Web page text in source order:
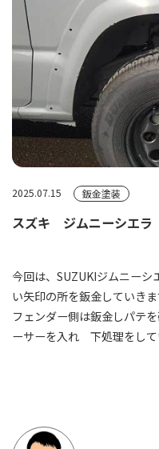
2025.07.15 鈑金塗装
スズキ ジムニーシエ
今回は、SUZUKIジムニー
い矢印の所を鈑金していき
フェンダー側は鈑金しパテ
ーサーを入れ 下処理をし